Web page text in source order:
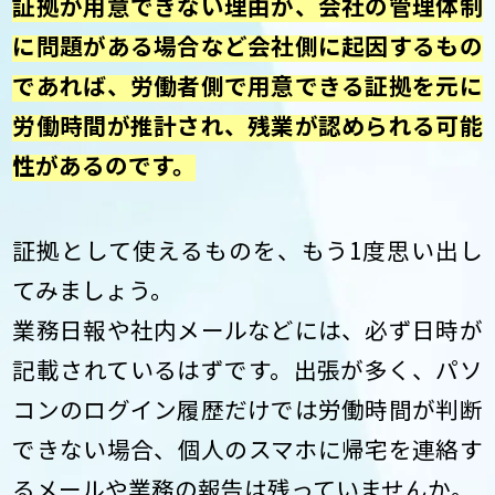
に問題がある場合など会社側に起因するもの
であれば、労働者側で用意できる証拠を元に
労働時間が推計され、残業が認められる可能
性があるのです。
証拠として使えるものを、もう1度思い出し
てみましょう。
業務日報や社内メールなどには、必ず日時が
記載されているはずです。出張が多く、パソ
コンのログイン履歴だけでは労働時間が判断
できない場合、個人のスマホに帰宅を連絡す
るメールや業務の報告は残っていませんか。